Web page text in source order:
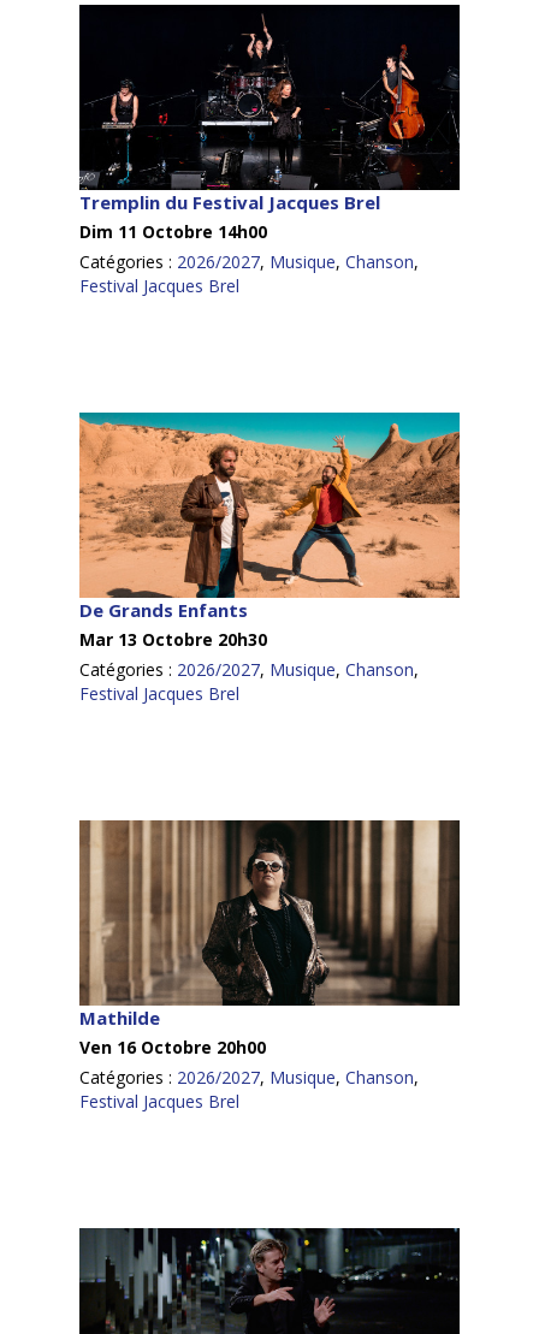
Tremplin du Festival Jacques Brel
Dim 11 Octobre 14h00
Catégories : 2026/2027, Musique, Chanson,
Festival Jacques Brel
De Grands Enfants
Mar 13 Octobre 20h30
Catégories : 2026/2027, Musique, Chanson,
Festival Jacques Brel
Mathilde
Ven 16 Octobre 20h00
Catégories : 2026/2027, Musique, Chanson,
Festival Jacques Brel